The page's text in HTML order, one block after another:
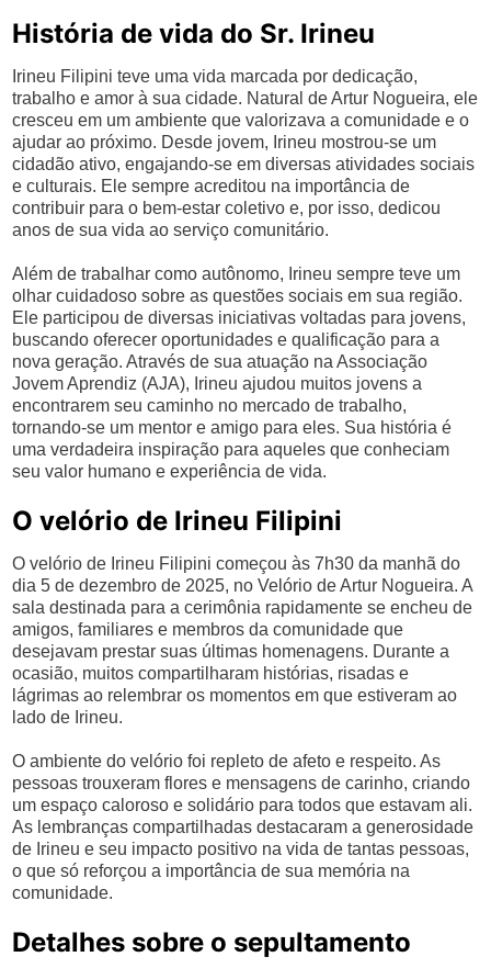
História de vida do Sr. Irineu
Irineu Filipini teve uma vida marcada por dedicação,
trabalho e amor à sua cidade. Natural de Artur Nogueira, ele
cresceu em um ambiente que valorizava a comunidade e o
ajudar ao próximo. Desde jovem, Irineu mostrou-se um
cidadão ativo, engajando-se em diversas atividades sociais
e culturais. Ele sempre acreditou na importância de
contribuir para o bem-estar coletivo e, por isso, dedicou
anos de sua vida ao serviço comunitário.
Além de trabalhar como autônomo, Irineu sempre teve um
olhar cuidadoso sobre as questões sociais em sua região.
Ele participou de diversas iniciativas voltadas para jovens,
buscando oferecer oportunidades e qualificação para a
nova geração. Através de sua atuação na Associação
Jovem Aprendiz (AJA), Irineu ajudou muitos jovens a
encontrarem seu caminho no mercado de trabalho,
tornando-se um mentor e amigo para eles. Sua história é
uma verdadeira inspiração para aqueles que conheciam
seu valor humano e experiência de vida.
O velório de Irineu Filipini
O velório de Irineu Filipini começou às 7h30 da manhã do
dia 5 de dezembro de 2025, no Velório de Artur Nogueira. A
sala destinada para a cerimônia rapidamente se encheu de
amigos, familiares e membros da comunidade que
desejavam prestar suas últimas homenagens. Durante a
ocasião, muitos compartilharam histórias, risadas e
lágrimas ao relembrar os momentos em que estiveram ao
lado de Irineu.
O ambiente do velório foi repleto de afeto e respeito. As
pessoas trouxeram flores e mensagens de carinho, criando
um espaço caloroso e solidário para todos que estavam ali.
As lembranças compartilhadas destacaram a generosidade
de Irineu e seu impacto positivo na vida de tantas pessoas,
o que só reforçou a importância de sua memória na
comunidade.
Detalhes sobre o sepultamento